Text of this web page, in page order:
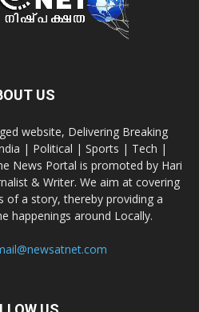
US
website, Delivering Breaking
| Political | Sports | Tech |
News Portal is promoted by Hari
& Writer. We aim at covering
of a story, thereby providing a
happenings around Locally.